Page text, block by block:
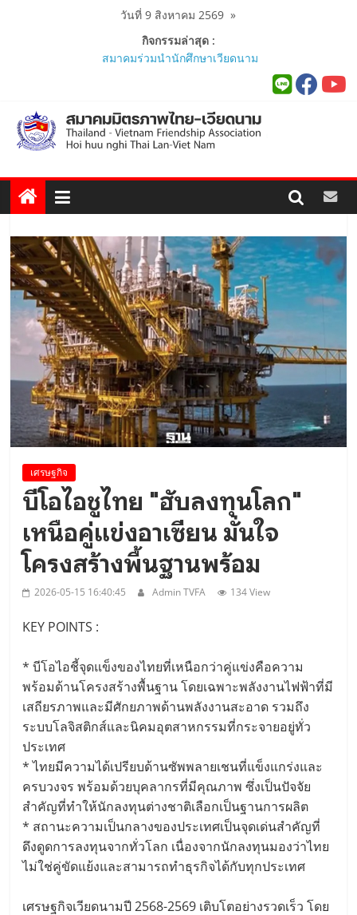
วันที่ 9 สิงหาคม 2569»
กิจกรรมล่าสุด :
สมาคมร่วมนำนักศึกษาเวียดนาม
นายกสมาคมมิตรภาพไทย-เวียดนาม
ร่วมคณะติดตามนายกรัฐมนตรีและ
รัฐมนตรีว่าการกระทรวงมหาดไทย
ผู้นำเวียดนาม-ไทย ร่วมแสดงวิสัยทัศน์
Forum 2026 เฉลิมฉลอง 50 ปีความ
นายกสมาคมฯ ร่วมพิธีเปิดนิทรรศการ
“The Woven Ties: Celebrating 50
Years of Thailand-Viet Nam
Diplomatic Relations”..
สมาคมมิตรภาพไทย-เวียดนามร่วมพิธี
เปิดสถานกงสุลกิตติมศักดิ์เวียดนาม
ประจำจังหวัดภูเก็ต และงานสัมมนา
Viet Nam Connect Forum ..
เศรษฐกิจ
บีโอไอชูไทย "ฮับลงทุนโลก"
เหนือคู่แข่งอาเซียน มั่นใจ
โครงสร้างพื้นฐานพร้อม
2026-05-15 16:40:45 Admin TVFA 134 View
KEY POINTS :
* บีโอไอชี้จุดแข็งของไทยที่เหนือกว่าคู่แข่งคือความ
พร้อมด้านโครงสร้างพื้นฐาน โดยเฉพาะพลังงานไฟฟ้าที่มี
เสถียรภาพและมีศักยภาพด้านพลังงานสะอาด รวมถึง
ระบบโลจิสติกส์และนิคมอุตสาหกรรมที่กระจายอยู่ทั่ว
ประเทศ
* ไทยมีความได้เปรียบด้านซัพพลายเชนที่แข็งแกร่งและ
ครบวงจร พร้อมด้วยบุคลากรที่มีคุณภาพ ซึ่งเป็นปัจจัย
สำคัญที่ทำให้นักลงทุนต่างชาติเลือกเป็นฐานการผลิต
* สถานะความเป็นกลางของประเทศเป็นจุดเด่นสำคัญที่
ดึงดูดการลงทุนจากทั่วโลก เนื่องจากนักลงทุนมองว่าไทย
ไม่ใช่คู่ขัดแย้งและสามารถทำธุรกิจได้กับทุกประเทศ
เศรษฐกิจเวียดนามปี 2568-2569 เติบโตอย่างรวดเร็ว โดย